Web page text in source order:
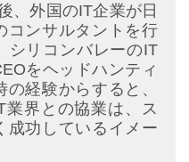
、外国のIT企業が日
コンサルタントを行
シリコンバレーのIT
をヘッドハンティ
経験からすると、
界との協業は、ス
成功しているイメー